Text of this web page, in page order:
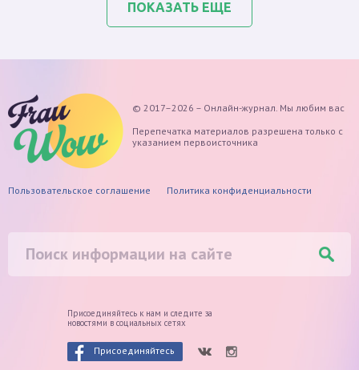
ПОКАЗАТЬ ЕЩЕ
© 2017–2026 – Онлайн-журнал. Мы любим вас
Перепечатка материалов разрешена только с
указанием первоисточника
Пользовательское соглашение Политика конфиденциальности
Присоединяйтесь к нам и следите за
новостями в социальных сетях
Присоединяйтесь